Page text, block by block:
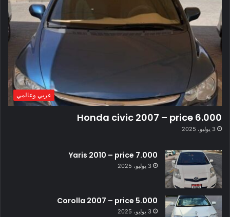
عربي وعالمي
Honda civic 2007 – price 6.000
3 يوليو، 2025
Yaris 2010 – price 7.000
3 يوليو، 2025
Corolla 2007 – price 5.000
3 يوليو، 2025